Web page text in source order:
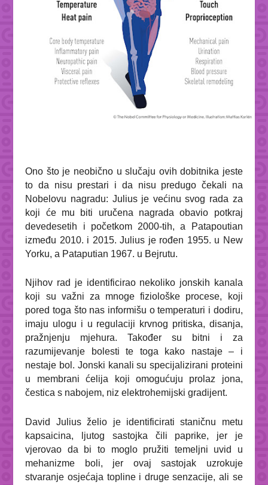
Ono što je neobično u slučaju ovih dobitnika jeste
to da nisu prestari i da nisu predugo čekali na
Nobelovu nagradu: Julius je većinu svog rada za
koji će mu biti uručena nagrada obavio potkraj
devedesetih i početkom 2000-tih, a Patapoutian
između 2010. i 2015. Julius je rođen 1955. u New
Yorku, a Pataputian 1967. u Bejrutu.
Njihov rad je identificirao nekoliko jonskih kanala
koji su važni za mnoge fiziološke procese,
koji
pored toga što nas informišu o temperaturi i dodiru,
imaju ulogu i u regulaciji krvnog pritiska, disanja,
pražnjenju mjehura.
Također su bitni i za
razumijevanje bolesti te toga kako nastaje – i
nestaje bol. Jonski kanali su specijalizirani proteini
u membrani ćelija koji omogućuju prolaz jona,
čestica s nabojem, niz elektrohemijski gradijent.
David Julius želio je identificirati staničnu metu
kapsaicina, ljutog sastojka čili paprike, jer je
vjerovao da bi to moglo pružiti temeljni uvid u
mehanizme boli, jer ovaj sastojak uzrokuje
stvaranje osjećaja topline i druge senzacije, ali se